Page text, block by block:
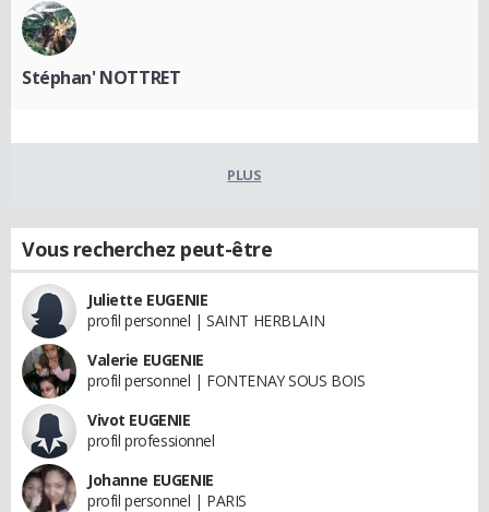
Stéphan' NOTTRET
PLUS
Vous recherchez peut-être
Juliette EUGENIE
profil personnel | SAINT HERBLAIN
Valerie EUGENIE
profil personnel | FONTENAY SOUS BOIS
Vivot EUGENIE
profil professionnel
Johanne EUGENIE
profil personnel | PARIS